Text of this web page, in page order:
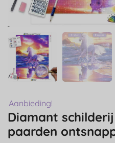
Aanbieding!
Diamant
paarden